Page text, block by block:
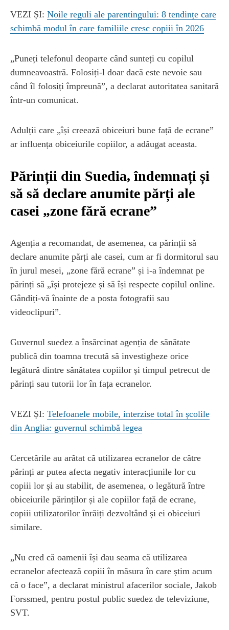
VEZI ȘI: Noile reguli ale parentingului: 8 tendințe care
schimbă modul în care familiile cresc copiii în 2026
„Puneți telefonul deoparte când sunteți cu copilul
dumneavoastră. Folosiți-l doar dacă este nevoie sau
când îl folosiți împreună”, a declarat autoritatea sanitară
într-un comunicat.
Adulții care „își creează obiceiuri bune față de ecrane”
ar influența obiceiurile copiilor, a adăugat aceasta.
Părinții din Suedia, îndemnați și
să să declare anumite părți ale
casei „zone fără ecrane”
Agenția a recomandat, de asemenea, ca părinții să
declare anumite părți ale casei, cum ar fi dormitorul sau
în jurul mesei, „zone fără ecrane” și i-a îndemnat pe
părinți să „își protejeze și să își respecte copilul online.
Gândiți-vă înainte de a posta fotografii sau
videoclipuri”.
Guvernul suedez a însărcinat agenția de sănătate
publică din toamna trecută să investigheze orice
legătură dintre sănătatea copiilor și timpul petrecut de
părinți sau tutorii lor în fața ecranelor.
VEZI ȘI: Telefoanele mobile, interzise total în școlile
din Anglia: guvernul schimbă legea
Cercetările au arătat că utilizarea ecranelor de către
părinți ar putea afecta negativ interacțiunile lor cu
copiii lor și au stabilit, de asemenea, o legătură între
obiceiurile părinților și ale copiilor față de ecrane,
copiii utilizatorilor înrăiți dezvoltând și ei obiceiuri
similare.
„Nu cred că oamenii își dau seama că utilizarea
ecranelor afectează copiii în măsura în care știm acum
că o face”, a declarat ministrul afacerilor sociale, Jakob
Forssmed, pentru postul public suedez de televiziune,
SVT.